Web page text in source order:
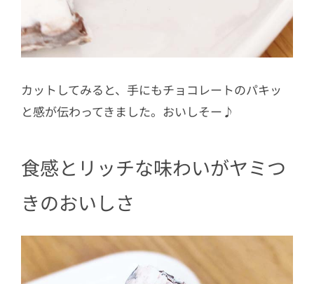
カットしてみると、手にもチョコレートのパキッ
と感が伝わってきました。おいしそー♪
食感とリッチな味わいがヤミつ
きのおいしさ